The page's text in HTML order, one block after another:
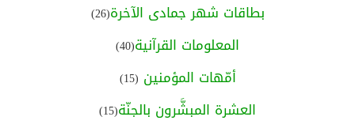
بطاقات شهر جمادى الآخرة(26)
المعلومات القرآنية(40)
أمّهات المؤمنين (15)
العشرة المبشَّرون بالجنّة(15)